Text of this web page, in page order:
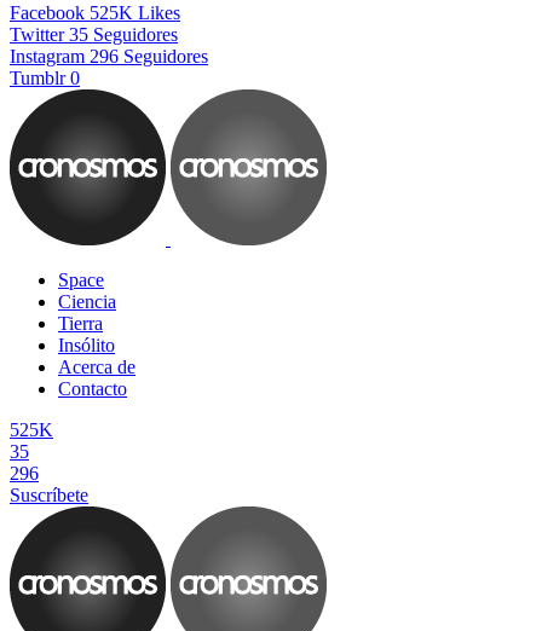
Facebook 525K Likes
Twitter 35 Seguidores
Instagram 296 Seguidores
Tumblr 0
Space
Ciencia
Tierra
Insólito
Acerca de
Contacto
525K
35
296
Suscríbete